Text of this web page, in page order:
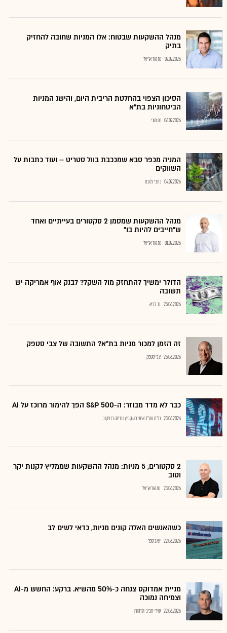
מנהל ההשקעות שבטוח: אלו המניות שחובה להחזיק
בתיק
07.07.2026 נתנאל אריאל
הסיכון הצפוי בהחלטת הריבית היום, והישג המניות
הביטחוניות בת"א
06.07.2026 רם מורי
המניה מכפר סבא שמככבת בוול סטריט – ועוד כתבות על
השווקים
04.07.2026 כתבי גלובס
מנהל ההשקעות שמסמן 2 סקטורים בעייתיים ואחד
ש"חייבים להיות בו"
01.07.2026 נתנאל אריאל
הדולר ימשיך להתחזק מול השקל? לבנק אוף אמריקה יש
תשובה
25.06.2026 בר לביא
זה הזמן למכור מניות בת"א? התשובה של צבי סטפק
25.06.2026 צבי סטפק
כבר לא מדד מבוזר: ה-S&P 500 הפך להימור מרוכז על AI
23.06.2026 רו"ח ועו"ד איתי רושקביץ ודרינה רזניקוב
2 סקטורים, 5 מניות: מנהל ההשקעות שממליץ לקנות יקר
וטוב
23.06.2026 נתנאל אריאל
כשהאנשים האלה קונים מניות, כדאי לשים לב
22.06.2026 יואב ספר
מניית אמדוקס צנחה כ-50% מהשיא. ברקע: החשש מ-AI
וצמיחה נמוכה
22.06.2026 שירי חביב-ולדהורן